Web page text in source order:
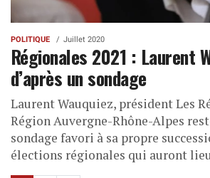
POLITIQUE Juillet 2020
Régionales 2021 : Laurent
d’après un sondage
Laurent Wauquiez, président Les
Région Auvergne-Rhône-Alpes
sondage favori à sa propre
élections régionales qui auront